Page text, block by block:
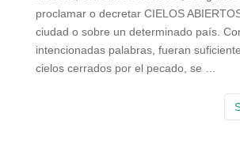
proclamar o decretar CIELOS
ciudad o sobre un determinado país.
intencionadas palabras, fueran
cielos cerrados por el pecado, se …